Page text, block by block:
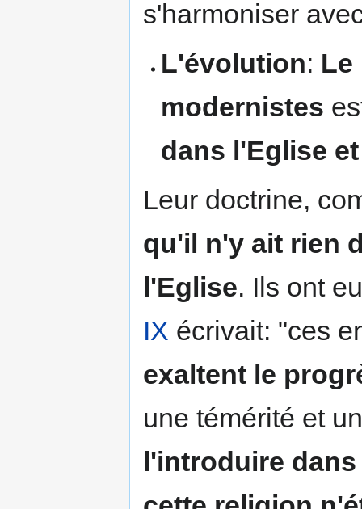
s'harmoniser
L'évolution: Le
modernistes
dans l'Eglise
Leur doctrine,
qu'il n'y ait rien
l'Eglise. Ils ont
IX écrivait: "ces
exaltent le
une témérité et
l'introduire